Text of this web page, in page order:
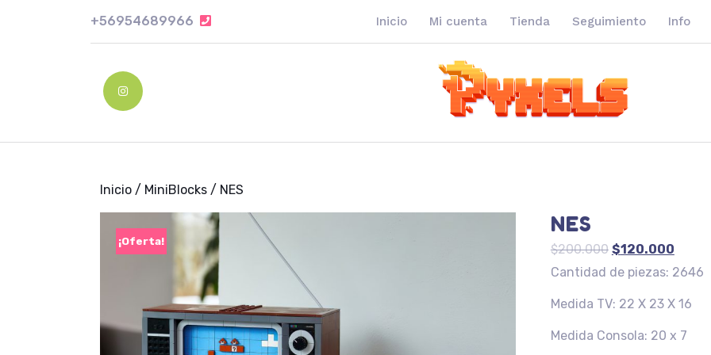
+56954689966 +56954689966 Inicio Mi cuenta Tienda Seguimiento Info
Instagram
Inicio / MiniBlocks / NES
¡Oferta!
NES
$200.000 El
precio
era:
$120.000El
precio
es:
Cantidad de piezas: 2646
Medida TV: 22 X 23 X 16
Medida Consola: 20 x 7